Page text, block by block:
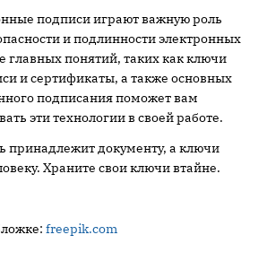
подписи играют важную роль
и подлинности электронных
главных понятий, таких как ключи
и сертификаты, а также основных
подписания поможет вам
эти технологии в своей работе.
принадлежит документу, а ключи
Храните свои ключи втайне.
freepik.com